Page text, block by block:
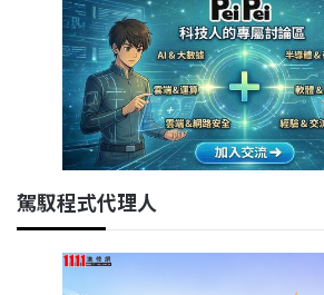
駕馭程式代理人